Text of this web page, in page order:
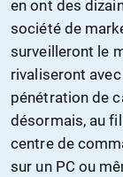
en ont des
société de
surveilleront le
rivaliseront
pénétration de
désormais, au
centre de
sur un PC ou